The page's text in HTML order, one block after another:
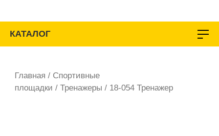
содержимому
КАТАЛОГ
Главная / Спортивные
площадки / Тренажеры / 18-054 Тренажер